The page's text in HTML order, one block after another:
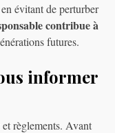
évitant de perturber
contribue à
futures.
informer
règlements. Avant